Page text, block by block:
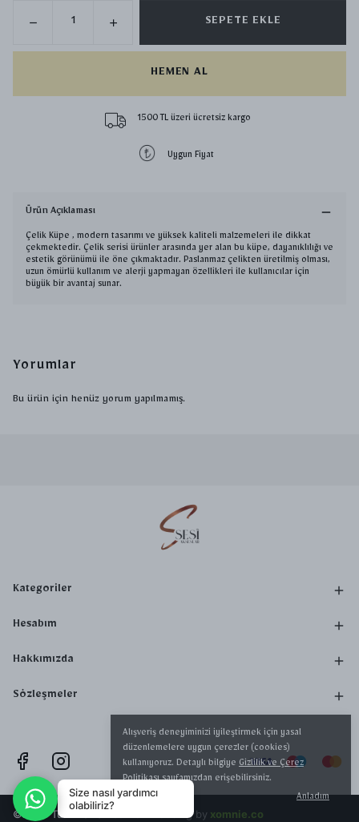
Alışveriş deneyiminizi iyileştirmek için yasal
düzenlemelere uygun çerezler (cookies)
kullanıyoruz. Detaylı bilgiye Gizlilik ve Çerez
Politikasısayfamızdan erişebilirsiniz.
Anladım
SEPETE EKLE
HEMEN AL
1500 TL üzeri ücretsiz kargo
Uygun Fiyat
Ürün Açıklaması
Çelik Küpe , modern tasarımı ve yüksek kaliteli malzemeleri ile dikkat
çekmektedir. Çelik serisi ürünler arasında yer alan bu küpe, dayanıklılığı ve
estetik görünümü ile öne çıkmaktadır. Paslanmaz çelikten üretilmiş olması,
uzun ömürlü kullanım ve alerji yapmayan özellikleri ile kullanıcılar için
büyük bir avantaj sunar.
Yorumlar
Bu ürün için henüz yorum yapılmamış.
Kategoriler
Hesabım
Hakkımızda
Sözleşmeler
©2023 Tüm Hakları Saklıdır - desing by xomnie.co
Size nasıl yardımcı
olabiliriz?